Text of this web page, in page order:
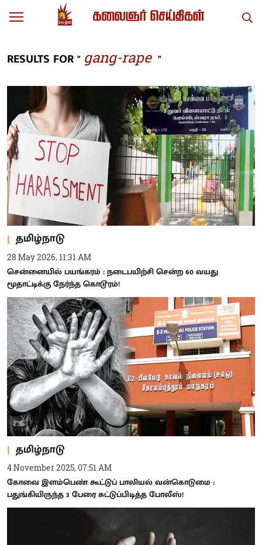
RESULTS FOR " gang-rape "
தமிழ்நாடு
28 May 2026, 11:31 AM
சென்னையில் பயங்கரம் : நடைபயிற்சி சென்ற 60 வயது
மூதாட்டிக்கு நேர்ந்த கொடூரம்!
தமிழ்நாடு
4 November 2025, 07:51 AM
கோவை இளம்பெண் கூட்டுப் பாலியல் வன்கொடுமை :
பதுங்கியிருந்த 3 பேரை சுட்டுப்பிடித்த போலீஸ்!